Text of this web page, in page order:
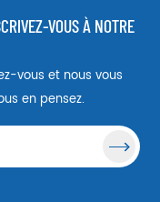
VOUS À NOTRE
vous et nous vous
en pensez.